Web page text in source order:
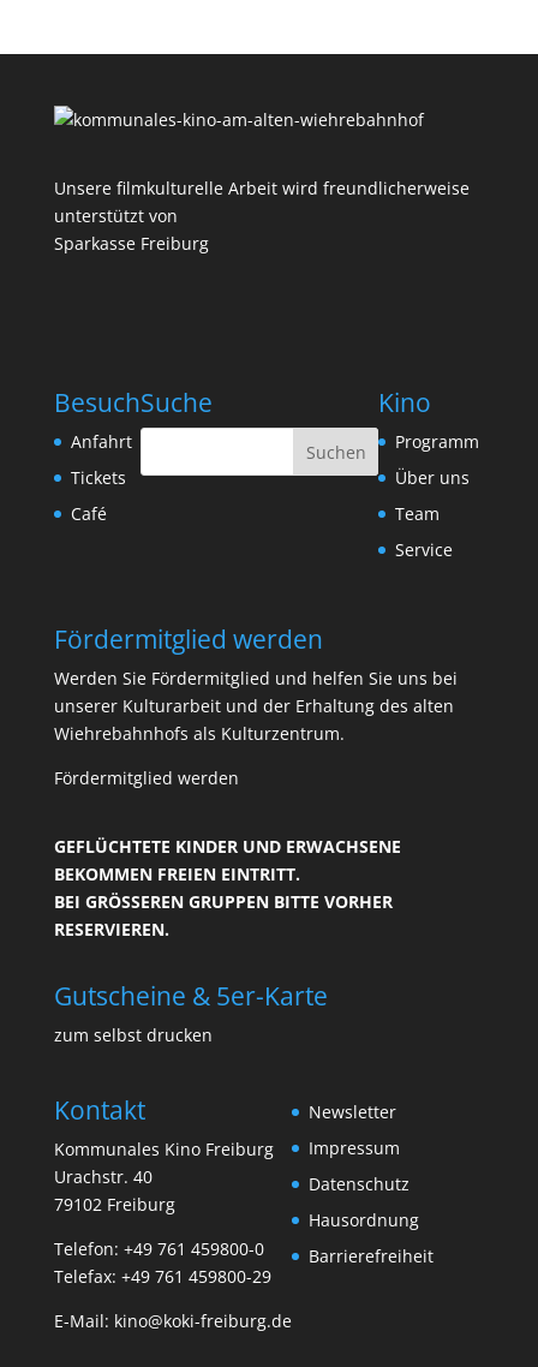
Unsere filmkulturelle Arbeit wird freundlicherweise
unterstützt von
Sparkasse Freiburg
Besuch
Anfahrt
Tickets
Café
Suche Kino
Programm
Über uns
Team
Service
Fördermitglied werden
Werden Sie Fördermitglied und helfen Sie uns bei
unserer Kulturarbeit und der Erhaltung des alten
Wiehrebahnhofs als Kulturzentrum.
Fördermitglied werden
GEFLÜCHTETE KINDER UND ERWACHSENE
BEKOMMEN FREIEN EINTRITT.
BEI GRÖSSEREN GRUPPEN BITTE VORHER R
ESERVIEREN.
Gutscheine & 5er-Karte
zum selbst drucken
Kontakt
Kommunales Kino Freiburg
Urachstr. 40
79102 Freiburg
Telefon: +49 761 459800-0
Telefax: +49 761 459800-29
E-Mail: kino@koki-freiburg.de
Newsletter
Impressum
Datenschutz
Hausordnung
Barrierefreiheit